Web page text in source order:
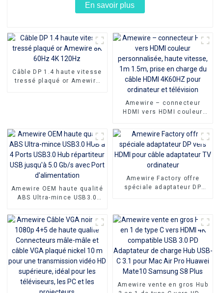
En savoir plus
Câble DP 1.4 haute vitesse
tressé plaqué or Amewire
Amewire – connecteur
HDMI vers HDMI couleur
vitesse, 1m 1.5m, prise en
charge du câble HDMI
4K60HZ pour ordinateur et
télévision
Amewire OEM haute qualité
ABS Ultra-mince USB3.0
répartiteur USB jusqu'à 5.0
Gb/s avec Port
d'alimentation
Amewire Factory offre
spéciale adaptateur DP
Amewire vente en gros Hub